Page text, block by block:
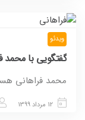
ویدئو
گفتگویی با محمد
محمد فراهانی
12 مرداد 1399